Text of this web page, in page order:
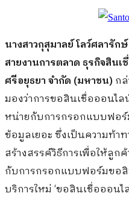
นางสาวกุสุมาลย์ โลว์ศลารัก
สายงานการตลาด ธุรกิจสิน
ศรีอยุธยา จำกัด (มหาชน)ก
มองว่าการขอสินเชื่อออนไล
หน่ายกับการกรอกแบบฟอ
ข้อมูลเยอะ ซึ่งเป็นความท้าท
สร้างสรรค์วิธีการเพื่อให้ลู
กับการกรอกแบบฟอร์มขอ
บริการใหม่ ‘ขอสินเชื่อออน